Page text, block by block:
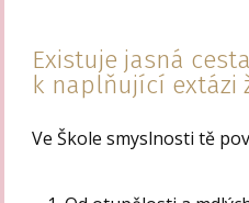
Existuje jasná
k naplňující extázi
Ve Škole smyslnosti tě